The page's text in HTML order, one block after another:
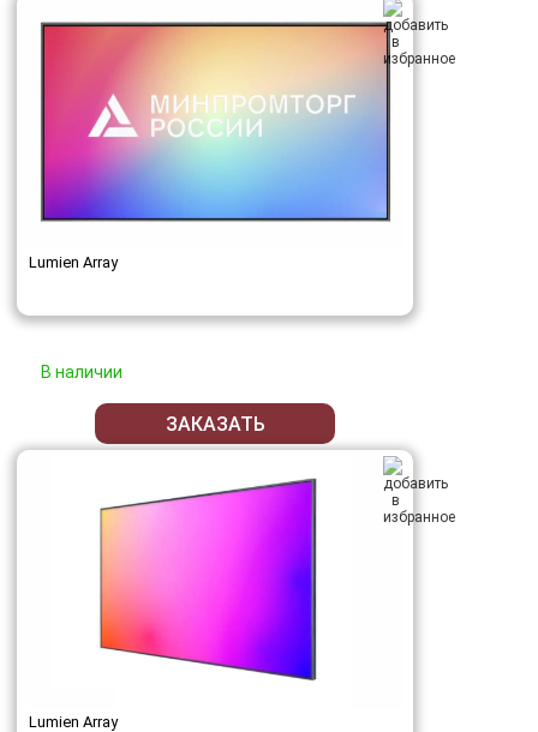
Lumien Array
В наличии
ЗАКАЗАТЬ
Lumien Array